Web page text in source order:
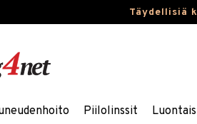
Täydellisiä
Piilolinssit